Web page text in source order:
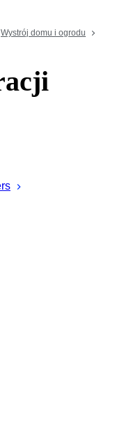
Wystrój domu i ogrodu